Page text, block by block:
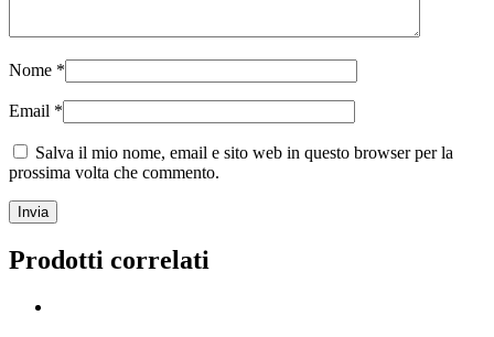
Nome *
Email *
Salva il mio nome, email e sito web in questo browser per la
prossima volta che commento.
Prodotti correlati